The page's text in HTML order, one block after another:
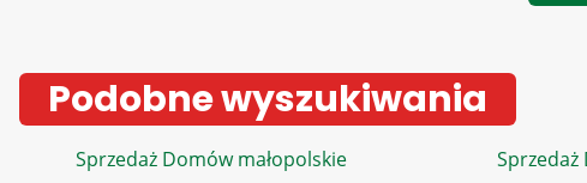
Podobne wyszukiwania
Sprzedaż Domów małopolskie Sprzedaż